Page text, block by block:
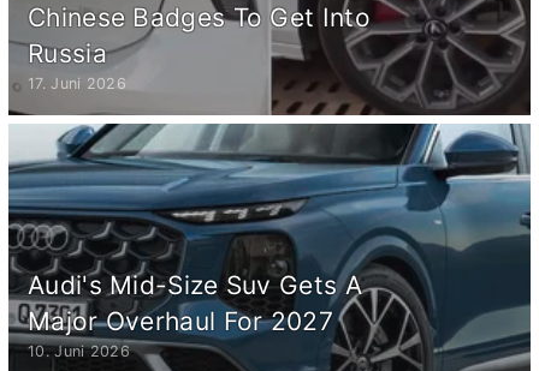
Chinese Badges To Get Into
Russia
17. Juni 2026
Audi's Mid-Size Suv Gets A
Major Overhaul For 2027
10. Juni 2026